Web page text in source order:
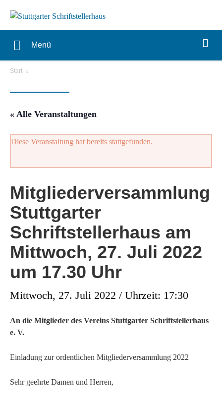
Menü
Start
« Alle Veranstaltungen
Diese Veranstaltung hat bereits stattgefunden.
Mitgliederversammlung
Stuttgarter
Schriftstellerhaus am
Mittwoch, 27. Juli 2022
um 17.30 Uhr
Mittwoch, 27. Juli 2022 / Uhrzeit: 17:30
An die Mitglieder des Vereins Stuttgarter Schriftstellerhaus
e. V.
Einladung zur ordentlichen Mitgliederversammlung 2022
Sehr geehrte Damen und Herren,